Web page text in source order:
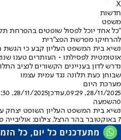
X
חדשות
משפט
"כל אחד יוכל לפסול שופטים בהפרחת
להרחיקו מפרשת הפצ"רית
נשיא בית המשפט העליון קבע כי הגשת
אוטומטית לפסילתו • העותרים טענו
נדרש לדון בעניינים הקשורים לנציב
שבוחן כעת תלונה נגד עמית עצמו
מערכת היום
28/11/2025, 09:29
,עודכן28/11/2025, 09:30
0השמעה
נשיא בית המשפט העליון השופט יצחק
7 באוקטובר בהר הרצל. צילום: אוליבייה פיטוסי